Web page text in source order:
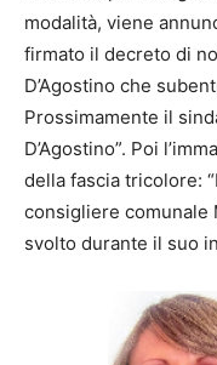
modalità, viene
firmato il decreto di
D’Agostino che
Prossimamente il
D’Agostino”. Poi
della fascia tricolore:
consigliere comunale
svolto durante il suo